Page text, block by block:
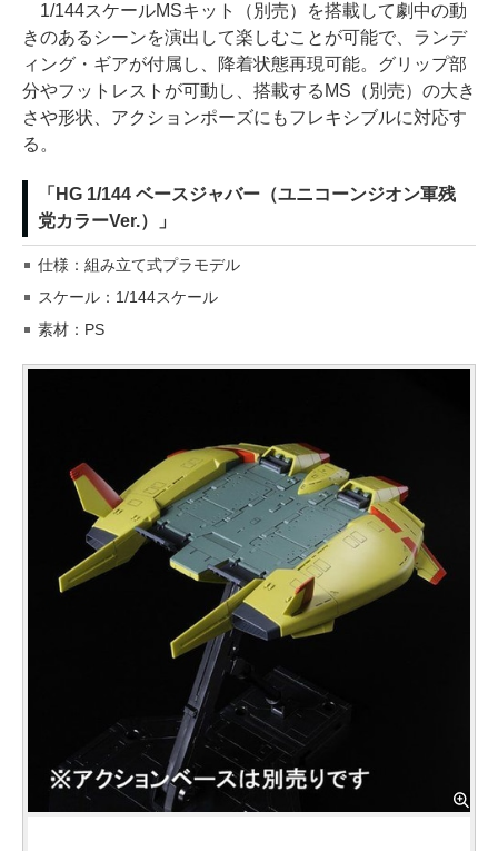
1/144スケールMSキット（別売）を搭載して劇中の動
きのあるシーンを演出して楽しむことが可能で、ランデ
ィング・ギアが付属し、降着状態再現可能。グリップ部
分やフットレストが可動し、搭載するMS（別売）の大き
さや形状、アクションポーズにもフレキシブルに対応す
る。
「HG 1/144 ベースジャバー（ユニコーンジオン軍残
党カラーVer.）」
仕様：組み立て式プラモデル
スケール：1/144スケール
素材：PS